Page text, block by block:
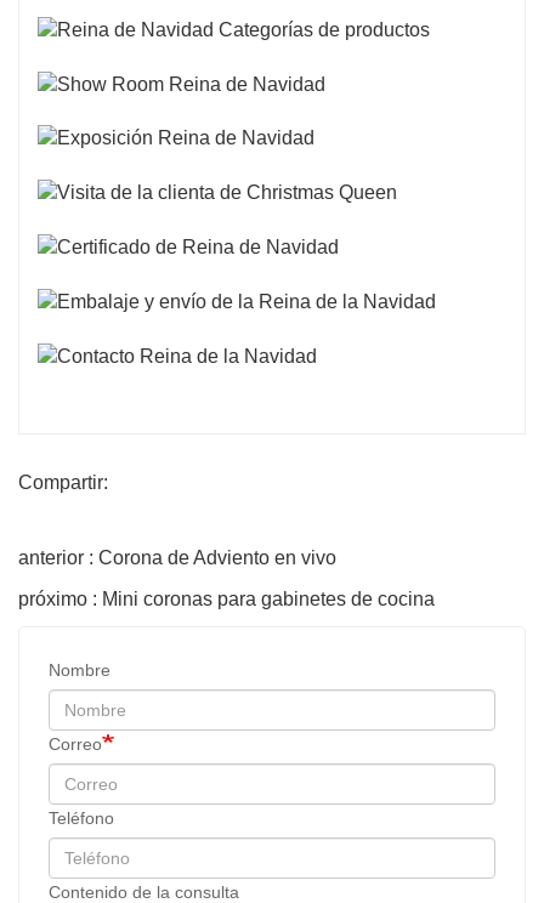
Compartir:
anterior : Corona de Adviento en vivo
próximo : Mini coronas para gabinetes de cocina
Nombre
Correo
Teléfono
Contenido de la consulta